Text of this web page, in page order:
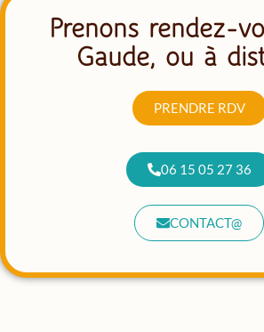
Prenons rendez-
Gaude, ou à
PRENDRE RDV
06 15 05 27 36
CONTACT@